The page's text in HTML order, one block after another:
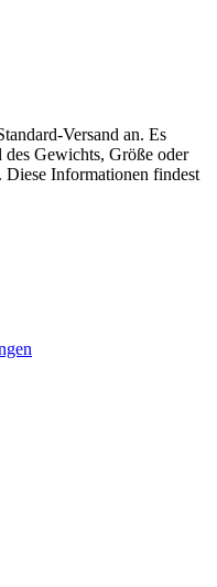
Versand an. Es
Gewichts, Größe oder
Diese Informationen findest